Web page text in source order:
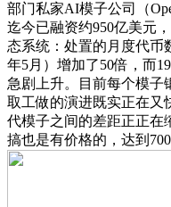
部门私家AI模子公司（
迄今已融资约950亿美元
态系统：处置的月度代币
年5月）增加了50倍，而
急剧上升。目前每个模子
取工做的演进既实正在又
代模子之间的差距正正在
搞也是有价格的，达到